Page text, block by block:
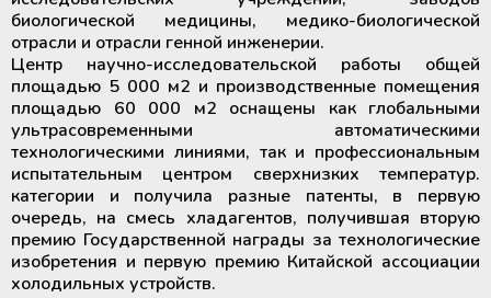
биологической медицины, медико-биологической
отрасли и отрасли генной инженерии.
Центр научно-исследовательской работы общей
площадью 5 000 м2 и производственные помещения
площадью 60 000 м2 оснащены как глобальными
ультрасовременными автоматическими
технологическими линиями, так и профессиональным
испытательным центром сверхнизких температур.
категории и получила разные патенты, в первую
очередь, на смесь хладагентов, получившая вторую
премию Государственной награды за технологические
изобретения и первую премию Китайской ассоциации
холодильных устройств.